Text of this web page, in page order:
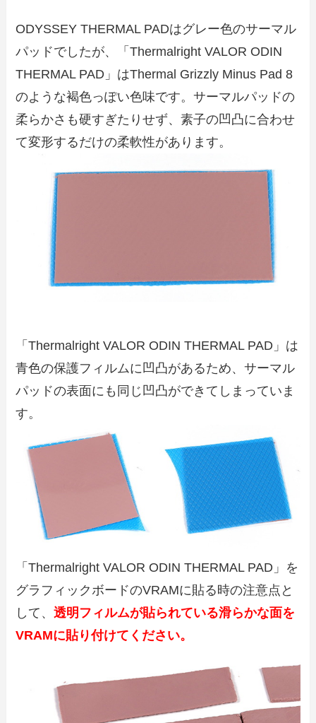
ODYSSEY THERMAL PADはグレー色のサーマル
パッドでしたが、「Thermalright VALOR ODIN
THERMAL PAD」はThermal Grizzly Minus Pad 8
のような褐色っぽい色味です。サーマルパッドの
柔らかさも硬すぎたりせず、素子の凹凸に合わせ
て変形するだけの柔軟性があります。
「Thermalright VALOR ODIN THERMAL PAD」は
青色の保護フィルムに凹凸があるため、サーマル
パッドの表面にも同じ凹凸ができてしまっていま
す。
「Thermalright VALOR ODIN THERMAL PAD」を
グラフィックボードのVRAMに貼る時の注意点と
して、透明フィルムが貼られている滑らかな面を
VRAMに貼り付けてください。